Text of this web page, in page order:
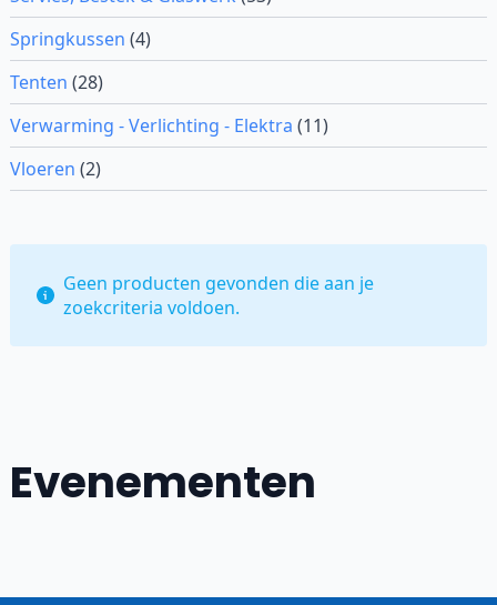
Springkussen (4)
Tenten (28)
Verwarming - Verlichting - Elektra (11)
Vloeren (2)
Geen producten gevonden die aan je
zoekcriteria voldoen.
Evenementen